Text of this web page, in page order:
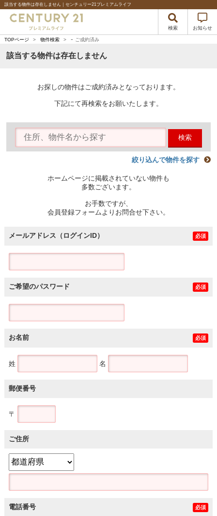
該当する物件は存在しません｜センチュリー21プレミアムライフ
検索 お知らせ
TOPページ > 物件検索 > - ご成約済み
該当する物件は存在しません
お探しの物件はご成約済みとなっております。
下記にて再検索をお願いたします。
検索
絞り込んで物件を探す
ホームページに掲載されていない物件も
多数ございます。
お手数ですが、
会員登録フォームよりお問合せ下さい。
メールアドレス（ログインID） 必須
ご希望のパスワード 必須
お名前 必須
姓 名
郵便番号
〒
ご住所
電話番号 必須